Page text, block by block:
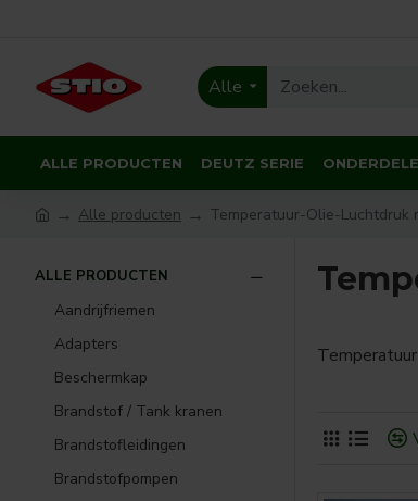
Alle
ALLE PRODUCTEN DEUTZ SERIE
Alle producten Temperatuur-Olie-Luchtdruk
ALLE PRODUCTEN
Aandrijfriemen
Adapters
Beschermkap
Brandstof / Tank kranen
Brandstofleidingen
Brandstofpompen